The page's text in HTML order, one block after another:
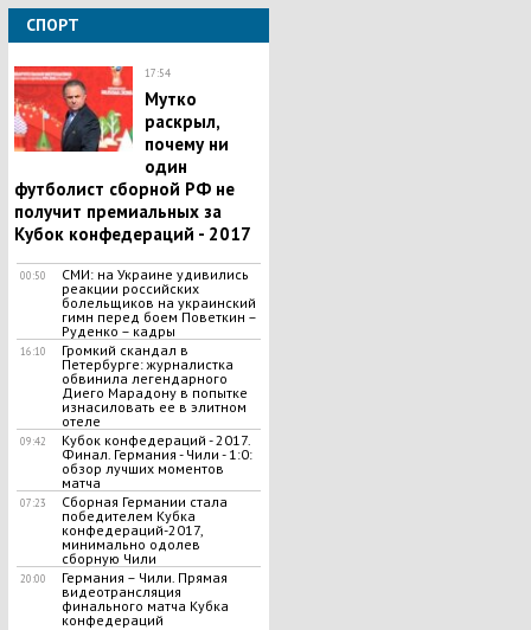
СПОРТ
17:54
Мутко
раскрыл,
почему ни
один
футболист сборной РФ не
получит премиальных за
Кубок конфедераций - 2017
00:50
СМИ: на Украине удивились
реакции российских
болельщиков на украинский
гимн перед боем Поветкин –
Руденко – кадры
16:10
Громкий скандал в
Петербурге: журналистка
обвинила легендарного
Диего Марадону в попытке
изнасиловать ее в элитном
отеле
09:42
Кубок конфедераций - 2017.
Финал. Германия - Чили - 1:0:
обзор лучших моментов
матча
07:23
Сборная Германии стала
победителем Кубка
конфедераций-2017,
минимально одолев
сборную Чили
20:00
Германия – Чили. Прямая
видеотрансляция
финального матча Кубка
конфедераций